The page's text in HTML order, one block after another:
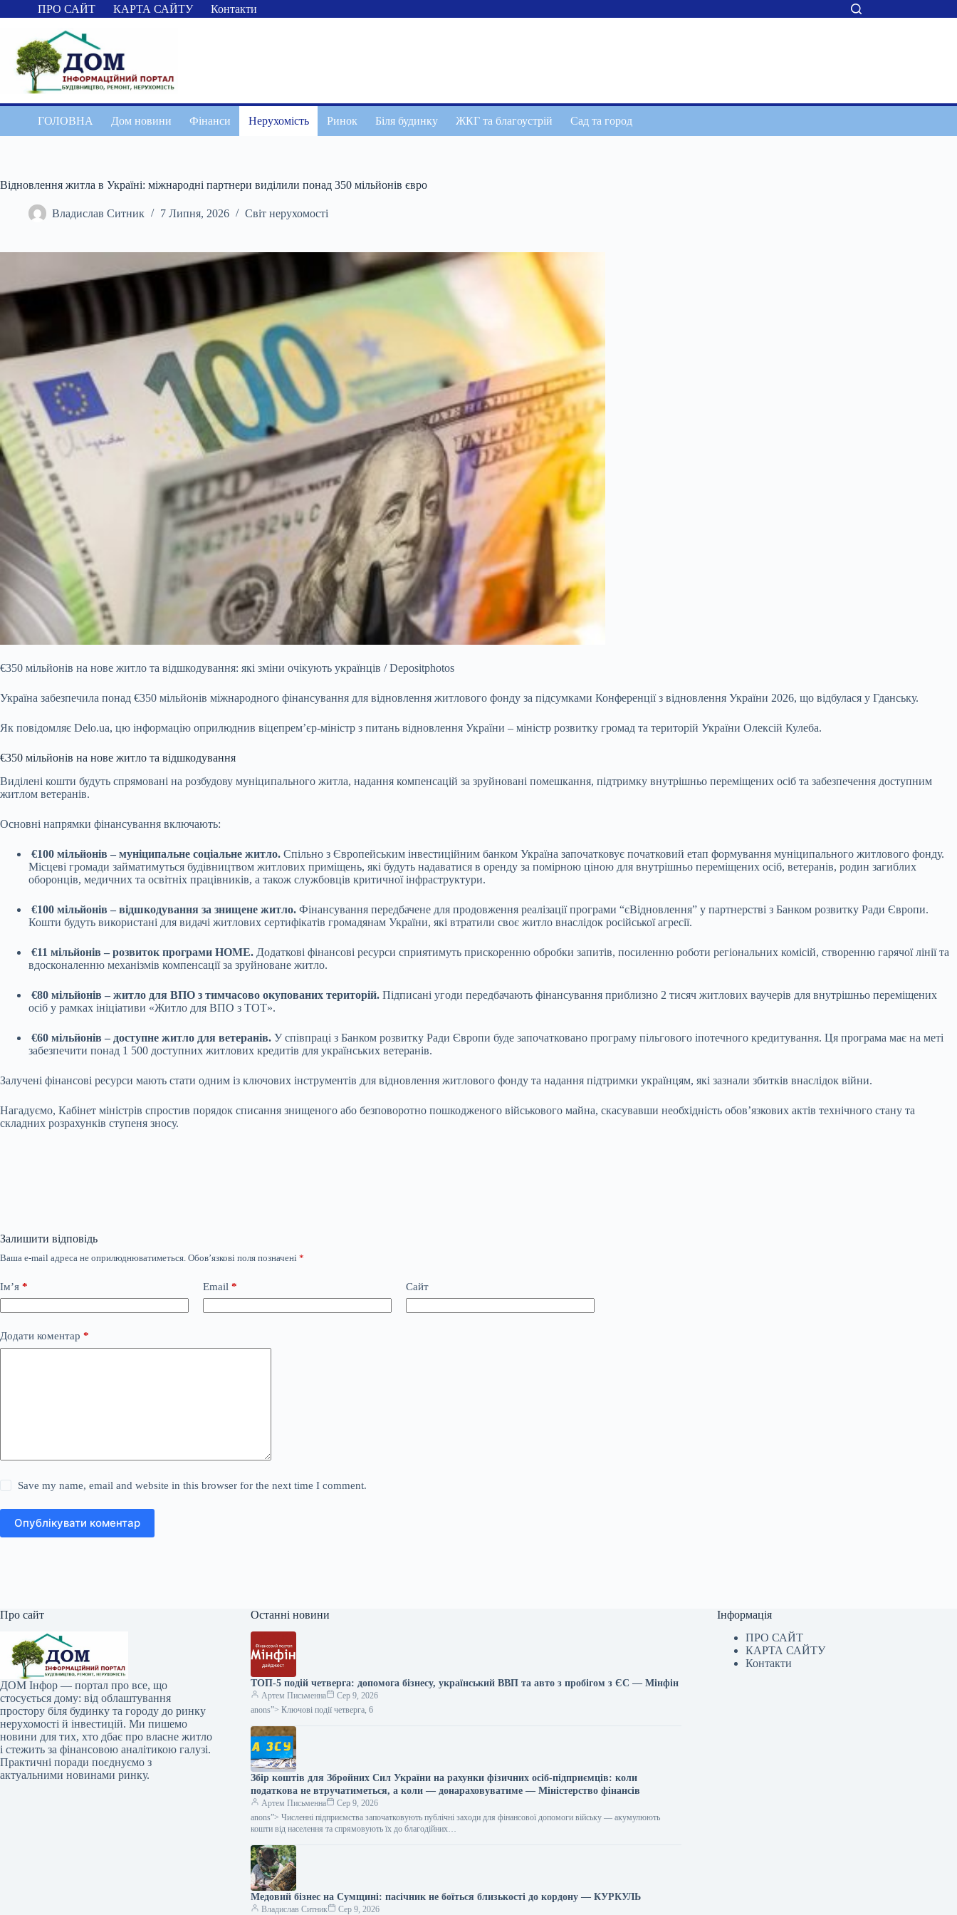
Перейти
до
ПРО САЙТ КАРТА САЙТУ Контакти
ГОЛОВНА Дом новини Фінанси Нерухомість Ринок Біля будинку ЖКГ та благоустрій Сад та город
Відновлення житла в Україні: міжнародні партнери виділили понад 350 мільйонів євро
Владислав Ситник 7 Липня, 2026 Світ нерухомості
€350 мільйонів на нове житло та відшкодування: які зміни очікують українців / Depositphotos
Україна забезпечила понад €350 мільйонів міжнародного фінансування для відновлення житлового фонду за підсумками Конференції з відновлення України 2026, що відбулася у Гданську.
Як повідомляє Delo.ua, цю інформацію оприлюднив віцепрем’єр-міністр з питань відновлення України – міністр розвитку громад та територій України Олексій Кулеба.
€350 мільйонів на нове житло та відшкодування
Виділені кошти будуть спрямовані на розбудову муніципального житла, надання компенсацій за зруйновані помешкання, підтримку внутрішньо переміщених осіб та забезпечення доступним
житлом ветеранів.
Основні напрямки фінансування включають:
€100 мільйонів – муніципальне соціальне житло. Спільно з Європейським інвестиційним банком Україна започатковує початковий етап формування муніципального житлового фонду.
Місцеві громади займатимуться будівництвом житлових приміщень, які будуть надаватися в оренду за помірною ціною для внутрішньо переміщених осіб, ветеранів, родин загиблих
оборонців, медичних та освітніх працівників, а також службовців критичної інфраструктури.
€100 мільйонів – відшкодування за знищене житло. Фінансування передбачене для продовження реалізації програми “єВідновлення” у партнерстві з Банком розвитку Ради Європи.
Кошти будуть використані для видачі житлових сертифікатів громадянам України, які втратили своє житло внаслідок російської агресії.
€11 мільйонів – розвиток програми HOME. Додаткові фінансові ресурси сприятимуть прискоренню обробки запитів, посиленню роботи регіональних комісій, створенню гарячої лінії та
вдосконаленню механізмів компенсації за зруйноване житло.
€80 мільйонів – житло для ВПО з тимчасово окупованих територій. Підписані угоди передбачають фінансування приблизно 2 тисяч житлових ваучерів для внутрішньо переміщених
осіб у рамках ініціативи «Житло для ВПО з ТОТ».
€60 мільйонів – доступне житло для ветеранів. У співпраці з Банком розвитку Ради Європи буде започатковано програму пільгового іпотечного кредитування. Ця програма має на меті
забезпечити понад 1 500 доступних житлових кредитів для українських ветеранів.
Залучені фінансові ресурси мають стати одним із ключових інструментів для відновлення житлового фонду та надання підтримки українцям, які зазнали збитків внаслідок війни.
Нагадуємо, Кабінет міністрів спростив порядок списання знищеного або безповоротно пошкодженого військового майна, скасувавши необхідність обов’язкових актів технічного стану та
складних розрахунків ступеня зносу.
Залишити відповідь
Ваша e-mail адреса не оприлюднюватиметься. Обов’язкові поля позначені *
Ім’я * Email * Сайт
Додати коментар *
Save my name, email and website in this browser for the next time I comment.
Опублікувати коментар
Про сайт
ДОМ Інфор — портал про все, що
стосується дому: від облаштування
простору біля будинку та городу до ринку
нерухомості й інвестицій. Ми пишемо
новини для тих, хто дбає про власне житло
і стежить за фінансовою аналітикою галузі.
Практичні поради поєднуємо з
актуальними новинами ринку.
Останні новини
ТОП-5 подій четверга: допомога бізнесу, український ВВП та авто з пробігом з ЄС — Мінфін
Артем Письменна
Сер 9, 2026
anons”> Ключові події четверга, 6
Збір коштів для Збройних Сил України на рахунки фізичних осіб-підприємців: коли
податкова не втручатиметься, а коли — донараховуватиме — Міністерство фінансів
Артем Письменна
Сер 9, 2026
anons”> Численні підприємства започатковують публічні заходи для фінансової допомоги війську — акумулюють
кошти від населення та спрямовують їх до благодійних…
Медовий бізнес на Сумщині: пасічник не боїться близькості до кордону — КУРКУЛЬ
Владислав Ситник Сер 9, 2026
Інформація
ПРО САЙТ
КАРТА САЙТУ
Контакти